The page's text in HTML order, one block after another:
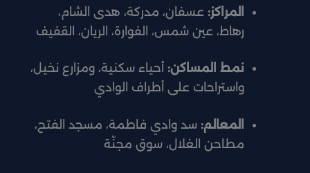
المراكز:عسفان، مدركة، هدى الشام،
رهاط، عين شمس، الفوارة، الريان، القفيف
نمط المساكن:أحياء سكنية، ومزارع نخيل،
واستراحات على أطراف الوادي
المعالم:سد وادي فاطمة، مسجد الفتح،
مطاحن الغلال، سوق مجنّة